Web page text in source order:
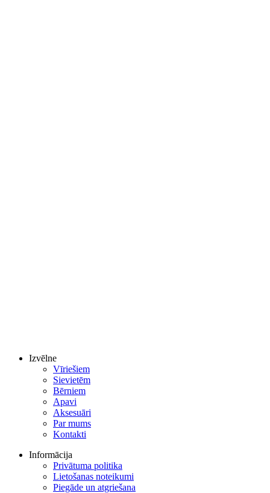
Izvēlne
Vīriešiem
Sievietēm
Bērniem
Apavi
Aksesuāri
Par mums
Kontakti
Informācija
Privātuma politika
Lietošanas noteikumi
Piegāde un atgriešana